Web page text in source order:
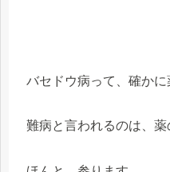
バセドウ病って、確かに
難病と言われるのは、薬